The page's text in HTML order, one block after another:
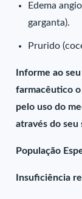
Edema
garganta).
Prurido
Informe ao
farmacêutico
pelo uso do
através do
População
Insuficiência